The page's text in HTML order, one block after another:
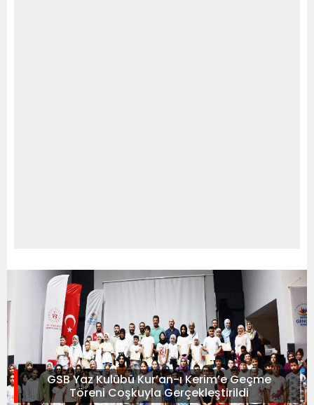
GSB Yaz Kulübü Kur’an-ı Kerim’e Geçme
Töreni Coşkuyla Gerçekleştirildi